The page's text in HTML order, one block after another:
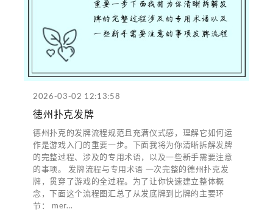
2026-03-02 12:13:58
徳州扑克发牌
德州扑克的发牌流程规范且充满仪式感，理解它如何运
作是游戏入门的重要一步。下面我将为你清晰拆解发牌
的完整过程、涉及的专用术语，以及一些新手需要注意
的事项。 发牌流程与专用术语 一次完整的德州扑克发
牌，贯穿了游戏的全过程。为了让你快速建立整体概
念，下面这个流程图汇总了从发底牌到比牌的主要环
节： mer...